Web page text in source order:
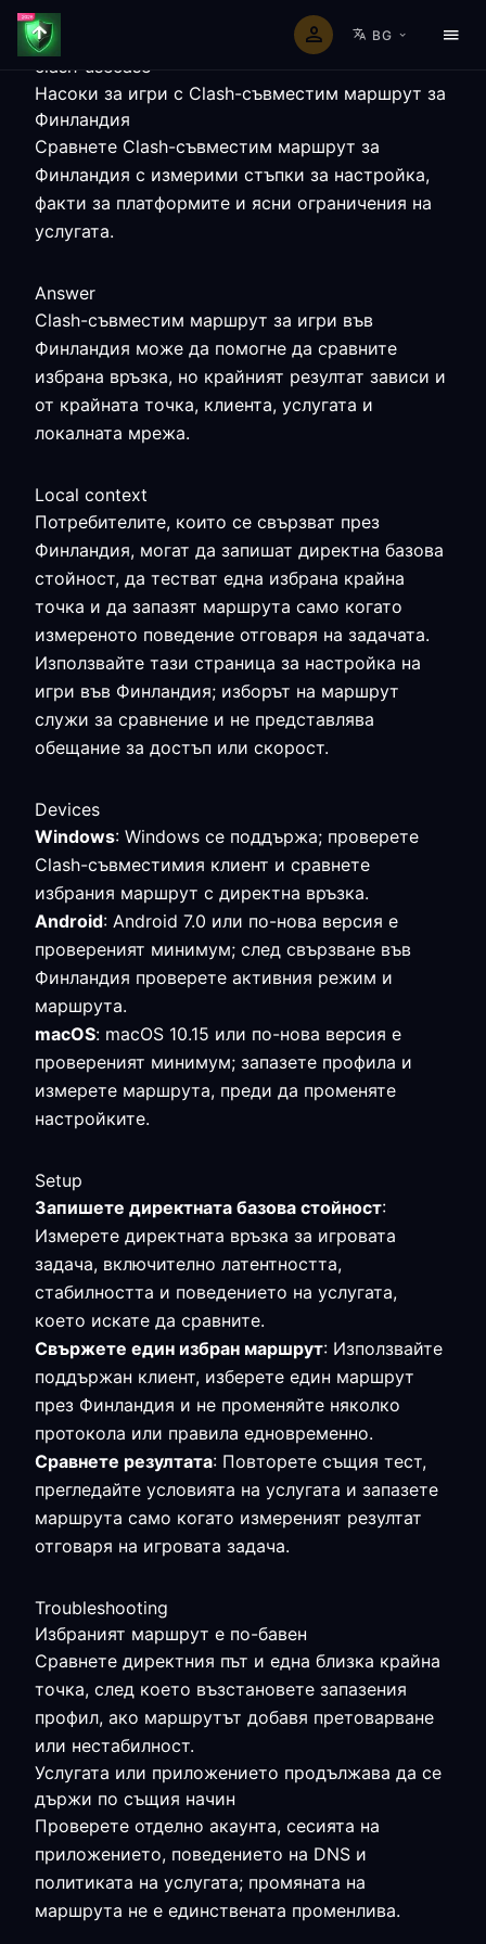
BG
clash-usecase
Насоки за игри с Clash-съвместим маршрут за
Финландия
Сравнете Clash-съвместим маршрут за
Финландия с измерими стъпки за настройка,
факти за платформите и ясни ограничения на
услугата.
Answer
Clash-съвместим маршрут за игри във
Финландия може да помогне да сравните
избрана връзка, но крайният резултат зависи и
от крайната точка, клиента, услугата и
локалната мрежа.
Local context
Потребителите, които се свързват през
Финландия, могат да запишат директна базова
стойност, да тестват една избрана крайна
точка и да запазят маршрута само когато
измереното поведение отговаря на задачата.
Използвайте тази страница за настройка на
игри във Финландия; изборът на маршрут
служи за сравнение и не представлява
обещание за достъп или скорост.
Devices
Windows: Windows се поддържа; проверете
Clash-съвместимия клиент и сравнете
избрания маршрут с директна връзка.
Android: Android 7.0 или по-нова версия е
провереният минимум; след свързване във
Финландия проверете активния режим и
маршрута.
macOS: macOS 10.15 или по-нова версия е
провереният минимум; запазете профила и
измерете маршрута, преди да променяте
настройките.
Setup
Запишете директната базова стойност:
Измерете директната връзка за игровата
задача, включително латентността,
стабилността и поведението на услугата,
което искате да сравните.
Свържете един избран маршрут: Използвайте
поддържан клиент, изберете един маршрут
през Финландия и не променяйте няколко
протокола или правила едновременно.
Сравнете резултата: Повторете същия тест,
прегледайте условията на услугата и запазете
маршрута само когато измереният резултат
отговаря на игровата задача.
Troubleshooting
Избраният маршрут е по-бавен
Сравнете директния път и една близка крайна
точка, след което възстановете запазения
профил, ако маршрутът добавя претоварване
или нестабилност.
Услугата или приложението продължава да се
държи по същия начин
Проверете отделно акаунта, сесията на
приложението, поведението на DNS и
политиката на услугата; промяната на
маршрута не е единствената променлива.